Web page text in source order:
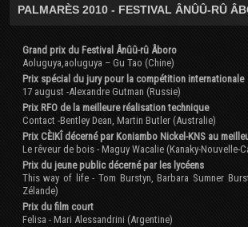
PALMARÈS 2010 - FESTIVAL ÂNÛÛ-RÛ
Grand prix du Festival Ânûû-rû Âboro
Aoluguya,aoluguya – Gu Tao (Chine)
Prix spécial du jury pour la compétition internationale
17 august -Alexandre Gutman (Russie)
Prix RFO de la meilleure réalisation technique
Contact -Bentley Dean, Martin Butler (Australie)
Prix CÈIKÎ décerné par Koniambo Nickel-KNS au
Le rêveur de bois - Maguy Wacalie (Kanaky-Nouvelle-
Prix du jeune public décerné par les lycéens
This way of life - Tom Burstyn, Barbara Sumner
Zélande)
Prix du film court
Felisa - Mari Alessandrini (Argentine)